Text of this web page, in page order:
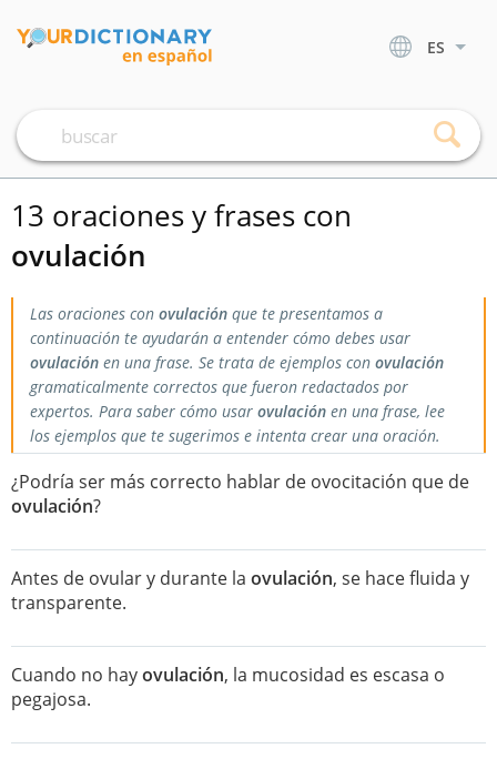
ES
13 oraciones y frases con
ovulación
Las oraciones con ovulación que te presentamos a
continuación te ayudarán a entender cómo debes usar
ovulación en una frase. Se trata de ejemplos con ovulación
gramaticalmente correctos que fueron redactados por
expertos. Para saber cómo usar ovulación en una frase, lee
los ejemplos que te sugerimos e intenta crear una oración.
¿Podría ser más correcto hablar de ovocitación que de
ovulación?
Antes de ovular y durante la ovulación, se hace fluida y
transparente.
Cuando no hayovulación, la mucosidad es escasa o
pegajosa.